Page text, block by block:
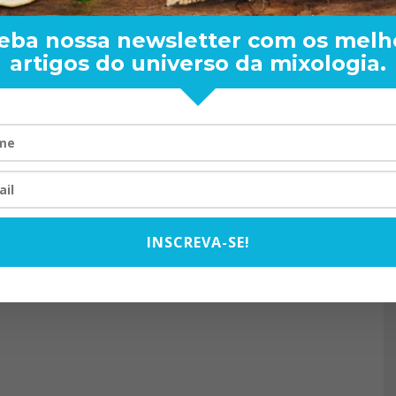
RAND BARTENDER: DE
VISTA PARA O MUNDO
nossa newsletter com os
artigos do universo da mixologia.
INSCREVA-SE!